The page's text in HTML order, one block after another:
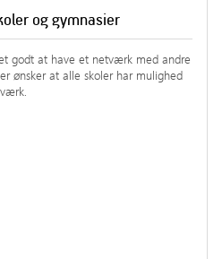
og gymnasier
godt at have et netværk med andre
ønsker at alle skoler har mulighed